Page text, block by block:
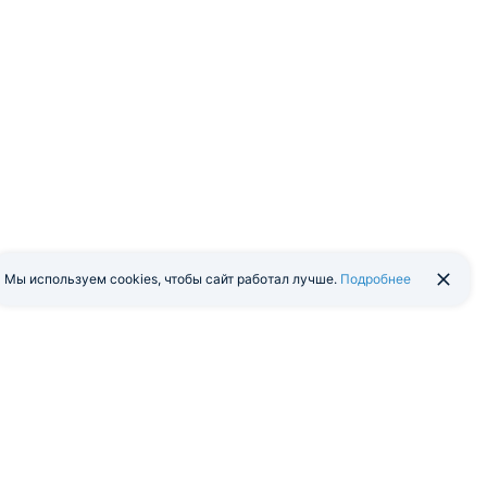
Мы используем cookies, чтобы сайт работал лучше. Подробнее